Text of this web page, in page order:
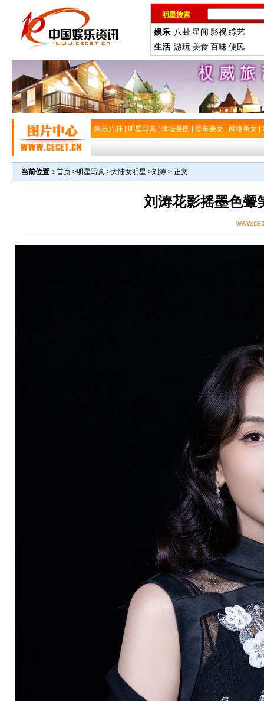
明星搜索
娱乐 八卦星闻 影视综艺
生活 游玩 美食 百味便民
娱乐八卦 明星写真 体坛美图 香车美女 网络美女
当前位置： 首页 >明星写真 >大陆女明星 >刘涛 > 正文
刘涛花影摇墨色颦